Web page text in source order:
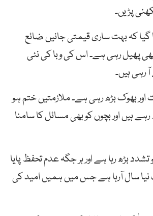
پڑیں۔
گیا کہ بہت ساری قیمتی جانیں ضائع
بھی پھیل رہی ہے۔ اس کی وبا کی نئی
رہی ہیں۔
بھوک بڑھ رہی ہے۔ ملازمتیں ختم ہو
ہیں اور بچوں کو بھی مسائل کا سامنا
تشدد بڑھ رہا ہے اور ہر جگہ عدم تحفظ پایا
نیا سال آرہا ہے جس میں ہمیں امید کی